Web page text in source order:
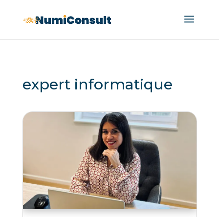
expert informatique